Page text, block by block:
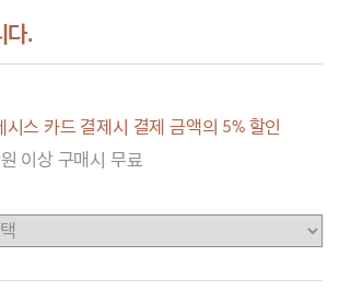
다.
시스 카드 결제시 결제 금액의 5% 할인
이상 구매시 무료